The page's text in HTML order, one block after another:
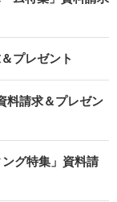
プレゼント
料請求＆プレゼン
グ特集」資料請